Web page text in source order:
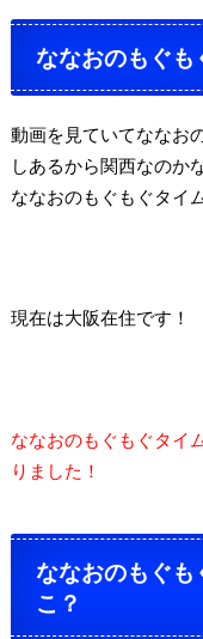
ななおのもぐも
動画を見ていてななお
しあるから関西なのか
ななおのもぐもぐタイ
現在は大阪在住です！
ななおのもぐもぐタイ
りました！
ななおのもぐも
こ？